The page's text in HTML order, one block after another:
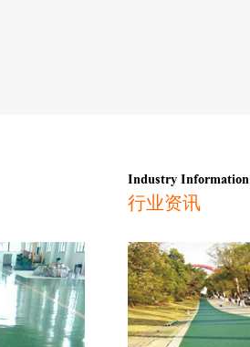
Industry Information
行业资讯